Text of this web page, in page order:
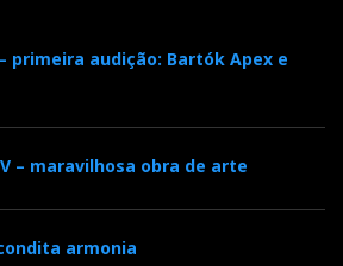
primeira audição: Bartók Apex e
– maravilhosa obra de arte
armonia